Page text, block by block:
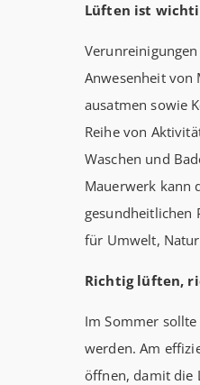
Lüften ist
Anwesenheit von
ausatmen sowie
Reihe von
Waschen und
Mauerwerk kann
gesundheitlichen
für Umwelt,
Richtig lüften,
Im Sommer
werden. Am
öffnen, damit die